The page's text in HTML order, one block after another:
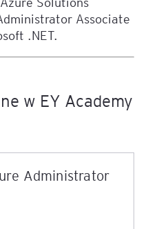
Associate
.NET.
w EY Academy
Administrator